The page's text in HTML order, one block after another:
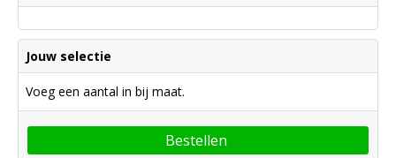
Jouw selectie
Voeg een aantal in bij maat.
Bestellen